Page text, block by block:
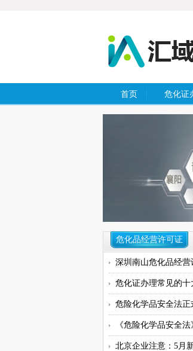
首页 危化证
危化品经营许可证